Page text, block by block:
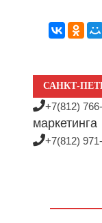
САНКТ-
+7(812)
маркетинга
+7(812)